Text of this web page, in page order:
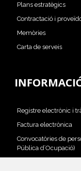
Plans estratègics
Contractació i
Memòries
Carta de serveis
Registre electrònic i
Factura electrònica
Convocatòries de
Pública d’Ocupació)